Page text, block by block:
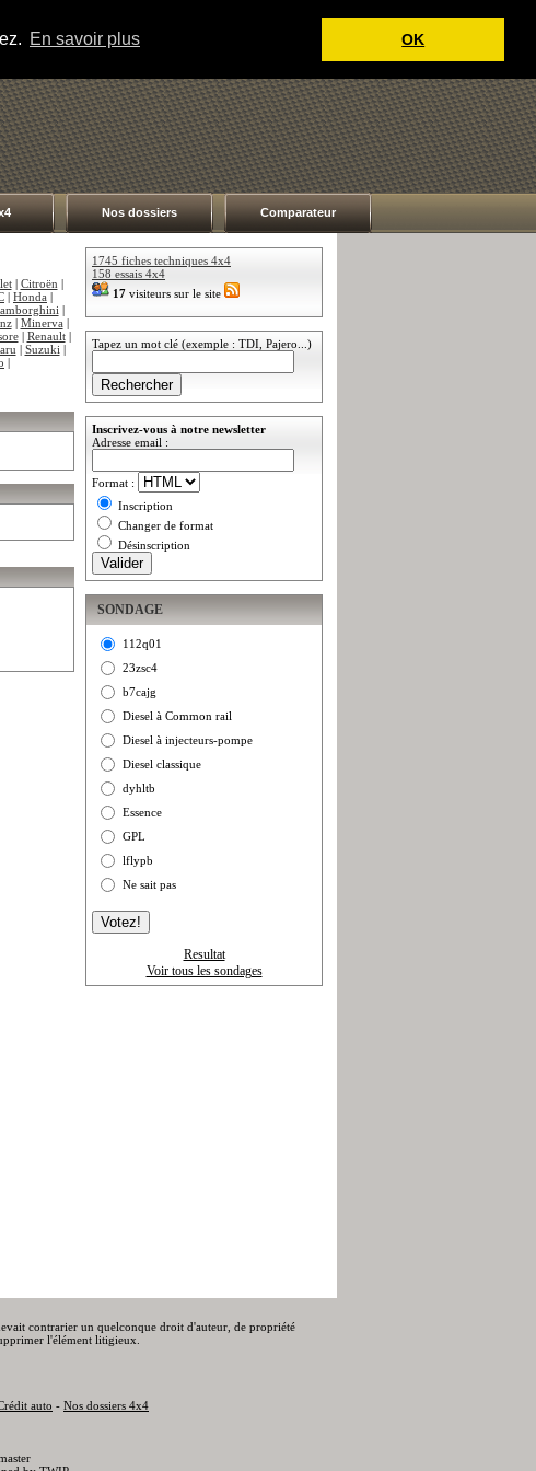
En savoir plus OK
Nos dossiers Comparateur
| Citroën |
| Honda |
|
| Minerva |
| Renault|
| Suzuki |
|
1745 fiches techniques 4x4
158 essais 4x4
17 visiteurs sur le site
Tapez un mot clé (exemple : TDI, Pajero...)
Inscrivez-vous à notre newsletter
Adresse email :
Format :
Inscription
Changer de format
Désinscription
SONDAGE
112q01
23zsc4
b7cajg
Diesel à Common rail
Diesel à injecteurs-pompe
Diesel classique
dyhltb
Essence
GPL
lflypb
Ne sait pas
Resultat
Voir tous les sondages
contrarier un quelconque droit d'auteur, de propriété
l'élément litigieux.
auto - Nos dossiers 4x4